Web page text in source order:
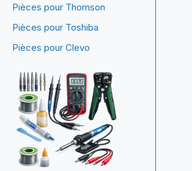
Pièces pour Thomson
Pièces pour Toshiba
Pièces pour Clevo